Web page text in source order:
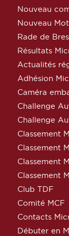
Nouveau
Nouveau
Rade de
Résultats
Actualités
Adhésion
Caméra
Challenge
Challenge
Classement
Classement
Classement
Classement
Club TDF
Comité MCF
Contacts
Débuter en